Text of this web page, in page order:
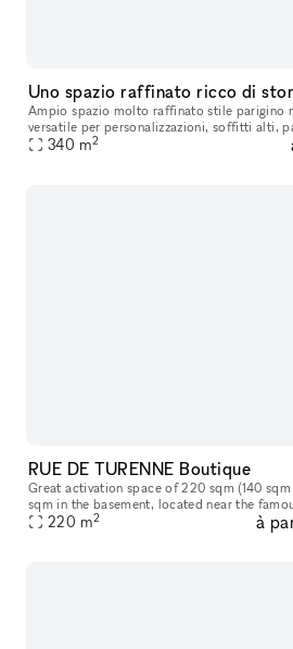
Ampio spazio molto raffinato stile parigino
versatile per personalizzazioni, soffitti alti,
boiserie bianche, parquet in rovere
340 m2
RUE DE TURENNE Boutique
Great activation space of 220 sqm (140
sqm in the basement​,​ located near the
space offers great storefront on a popular
220 m2 à